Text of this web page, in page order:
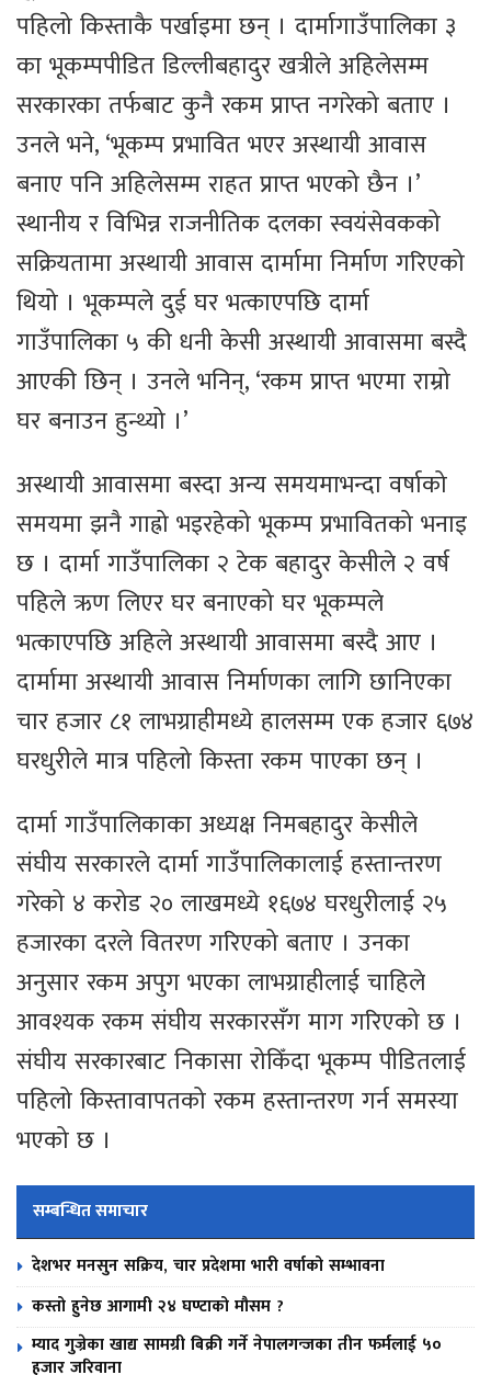
पहिलो किस्ताकै पर्खाइमा छन् । दार्मागाउँपालिका ३
का भूकम्पपीडित डिल्लीबहादुर खत्रीले अहिलेसम्म
सरकारका तर्फबाट कुनै रकम प्राप्त नगरेको बताए ।
उनले भने, ‘भूकम्प प्रभावित भएर अस्थायी आवास
बनाए पनि अहिलेसम्म राहत प्राप्त भएको छैन ।’
स्थानीय र विभिन्न राजनीतिक दलका स्वयंसेवकको
सक्रियतामा अस्थायी आवास दार्मामा निर्माण गरिएको
थियो । भूकम्पले दुई घर भत्काएपछि दार्मा
गाउँपालिका ५ की धनी केसी अस्थायी आवासमा बस्दै
आएकी छिन् । उनले भनिन्, ‘रकम प्राप्त भएमा राम्रो
घर बनाउन हुन्थ्यो ।’
अस्थायी आवासमा बस्दा अन्य समयमाभन्दा वर्षाको
समयमा झनै गाह्रो भइरहेको भूकम्प प्रभावितको भनाइ
छ । दार्मा गाउँपालिका २ टेक बहादुर केसीले २ वर्ष
पहिले ऋण लिएर घर बनाएको घर भूकम्पले
भत्काएपछि अहिले अस्थायी आवासमा बस्दै आए ।
दार्मामा अस्थायी आवास निर्माणका लागि छानिएका
चार हजार ८१ लाभग्राहीमध्ये हालसम्म एक हजार ६७४
घरधुरीले मात्र पहिलो किस्ता रकम पाएका छन् ।
दार्मा गाउँपालिकाका अध्यक्ष निमबहादुर केसीले
संघीय सरकारले दार्मा गाउँपालिकालाई हस्तान्तरण
गरेको ४ करोड २० लाखमध्ये १६७४ घरधुरीलाई २५
हजारका दरले वितरण गरिएको बताए । उनका
अनुसार रकम अपुग भएका लाभग्राहीलाई चाहिले
आवश्यक रकम संघीय सरकारसँग माग गरिएको छ ।
संघीय सरकारबाट निकासा रोकिँदा भूकम्प पीडितलाई
पहिलो किस्तावापतको रकम हस्तान्तरण गर्न समस्या
भएको छ ।
सम्बन्धित समाचार
देशभर मनसुन सक्रिय, चार प्रदेशमा भारी वर्षाको सम्भावना
कस्तो हुनेछ आगामी २४ घण्टाको मौसम ?
म्याद गुज्रेका खाद्य सामग्री बिक्री गर्ने नेपालगन्जका तीन फर्मलाई ५०
हजार जरिवाना